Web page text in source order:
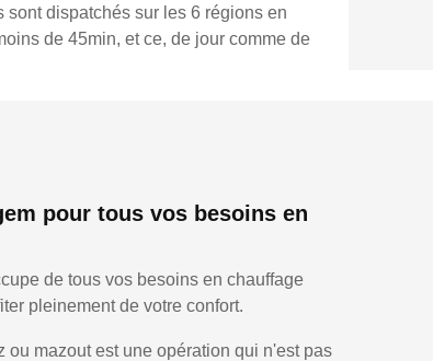
dispatchés sur les 6 régions en
de 45min, et ce, de jour comme de
pour tous vos besoins en
de tous vos besoins en chauffage
pleinement de votre confort.
ou mazout est une opération qui n'est pas